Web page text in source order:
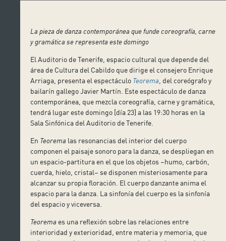
La pieza de danza contemporánea que funde coreografía, carne
y gramática se representa este domingo
El Auditorio de Tenerife, espacio cultural que depende del
área de Cultura del Cabildo que dirige el consejero Enrique
Arriaga, presenta el espectáculo Teorema , del coreógrafo y
bailarín gallego Javier Martín. Este espectáculo de danza
contemporánea, que mezcla coreografía, carne y gramática,
tendrá lugar este domingo [día 23] a las 19:30 horas en la
Sala Sinfónica del Auditorio de Tenerife.
En Teorema las resonancias del interior del cuerpo
componen el paisaje sonoro para la danza, se despliegan en
un espacio-partitura en el que los objetos –humo, carbón,
cuerda, hielo, cristal– se disponen misteriosamente para
alcanzar su propia floración. El cuerpo danzante anima el
espacio para la danza. La sinfonía del cuerpo es la sinfonía
del espacio y viceversa.
Teorema es una reflexión sobre las relaciones entre
interioridad y exterioridad, entre materia y memoria, que